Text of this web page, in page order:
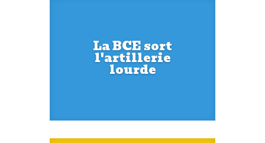
La BCE sort
l'artillerie
lourde